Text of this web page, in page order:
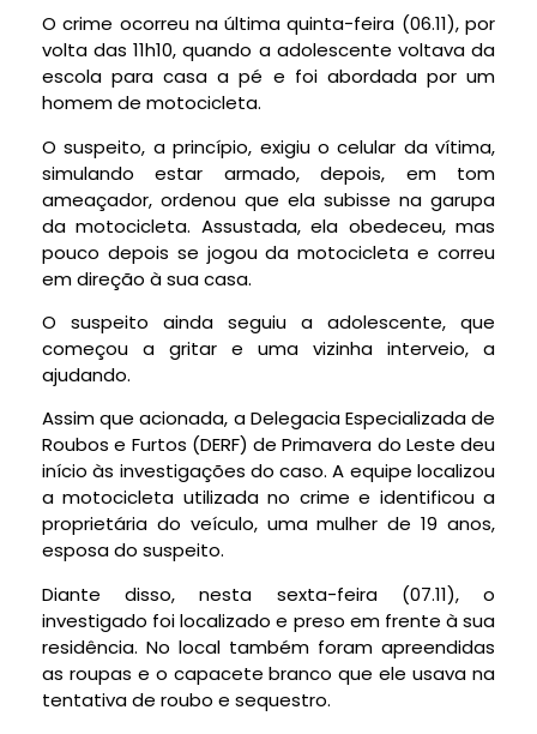
O crime ocorreu na última quinta-feira (06.11), por
volta das 11h10, quando a adolescente voltava da
escola para casa a pé e foi abordada por um
homem de motocicleta.
O suspeito, a princípio, exigiu o celular da vítima,
simulando estar armado, depois, em tom
ameaçador, ordenou que ela subisse na garupa
da motocicleta. Assustada, ela obedeceu, mas
pouco depois se jogou da motocicleta e correu
em direção à sua casa.
O suspeito ainda seguiu a adolescente, que
começou a gritar e uma vizinha interveio, a
ajudando.
Assim que acionada, a Delegacia Especializada de
Roubos e Furtos (DERF) de Primavera do Leste deu
início às investigações do caso. A equipe localizou
a motocicleta utilizada no crime e identificou a
proprietária do veículo, uma mulher de 19 anos,
esposa do suspeito.
Diante disso, nesta sexta-feira (07.11), o
investigado foi localizado e preso em frente à sua
residência. No local também foram apreendidas
as roupas e o capacete branco que ele usava na
tentativa de roubo e sequestro.